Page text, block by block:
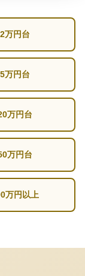
2万円台
5万円台
万円台
万円台
万円以上